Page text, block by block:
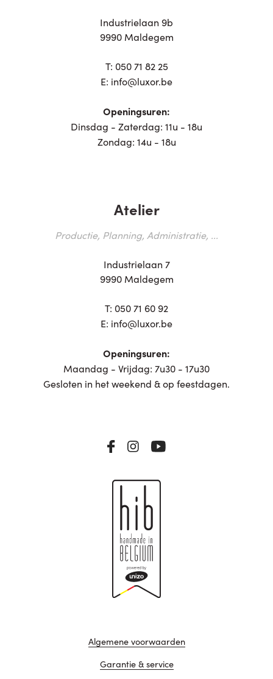
Industrielaan 9b
9990 Maldegem
T: 050 71 82 25
E: info@luxor.be
Openingsuren:
Dinsdag - Zaterdag: 11u - 18u
Zondag: 14u - 18u
Atelier
Productie, Planning, Administratie, ...
Industrielaan 7
9990 Maldegem
T: 050 71 60 92
E: info@luxor.be
Openingsuren:
Maandag - Vrijdag: 7u30 - 17u30
Gesloten in het weekend & op feestdagen.
Algemene voorwaarden
Garantie & service